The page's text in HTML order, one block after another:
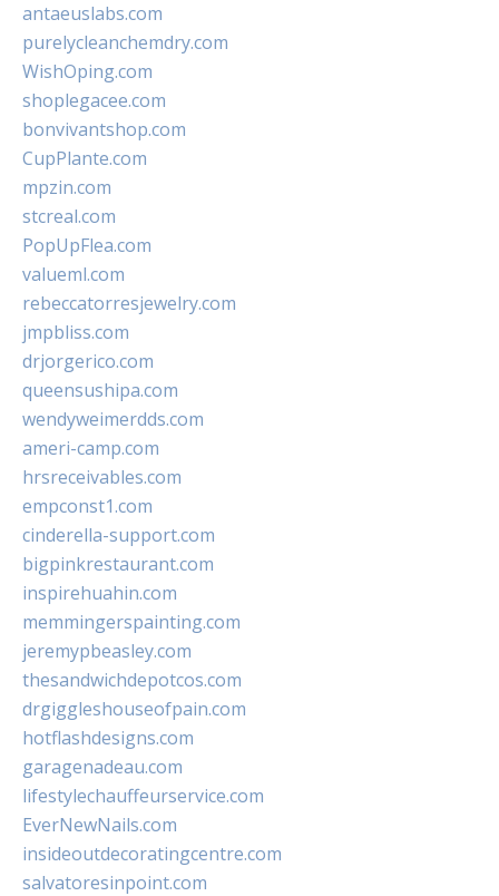
antaeuslabs.com
purelycleanchemdry.com
WishOping.com
shoplegacee.com
bonvivantshop.com
CupPlante.com
mpzin.com
stcreal.com
PopUpFlea.com
valueml.com
rebeccatorresjewelry.com
jmpbliss.com
drjorgerico.com
queensushipa.com
wendyweimerdds.com
ameri-camp.com
hrsreceivables.com
empconst1.com
cinderella-support.com
bigpinkrestaurant.com
inspirehuahin.com
memmingerspainting.com
jeremypbeasley.com
thesandwichdepotcos.com
drgiggleshouseofpain.com
hotflashdesigns.com
garagenadeau.com
lifestylechauffeurservice.com
EverNewNails.com
insideoutdecoratingcentre.com
salvatoresinpoint.com